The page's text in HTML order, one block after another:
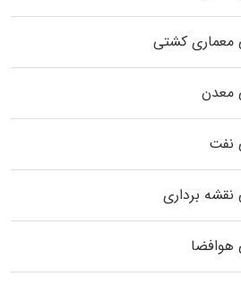
معماری کشتی
معدن
نفت
برداری
هوافضا